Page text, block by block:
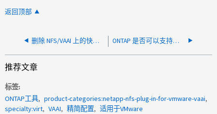
返回顶部
删除 NFS/VAAI 上的快照时"需要合并" ONTAP 是否可以支持适用于VAAI的Cisco HyperFlex系统？
推荐文章
标签
ONTAP工具
product-categories:netapp-nfs-plug-in-for-vmware-vaai
specialty:virt
VAAI 精简配置 适用于VMware